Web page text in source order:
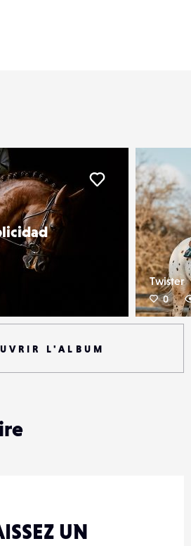
Liker
Twister
0
L'ALBUM
UN